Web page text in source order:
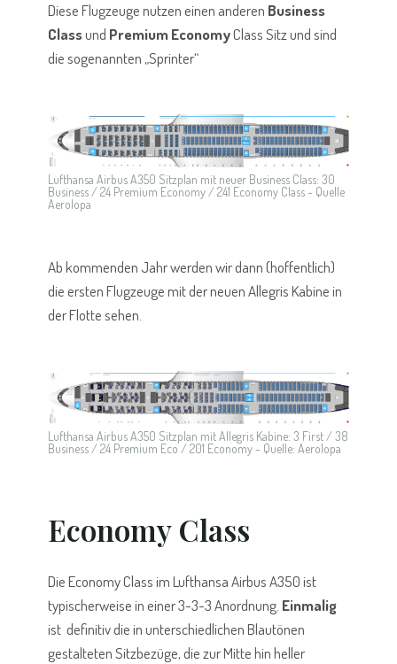
Diese Flugzeuge nutzen einen anderen Business
Classund Premium EconomyClass Sitz und sind
die sogenannten „Sprinter“
Lufthansa Airbus A350 Sitzplan mit neuer Business Class: 30
Business / 24 Premium Economy / 241 Economy Class - Quelle
Aerolopa
Ab kommenden Jahr werden wir dann (hoffentlich)
die ersten Flugzeuge mit der neuen Allegris Kabine in
der Flotte sehen.
Lufthansa Airbus A350 Sitzplan mit Allegris Kabine: 3 First / 38
Business / 24 Premium Eco / 201 Economy - Quelle: Aerolopa
Economy Class
Die Economy Class im Lufthansa Airbus A350 ist
typischerweise in einer 3-3-3 Anordnung. Einmalig
ist definitiv die in unterschiedlichen Blautönen
gestalteten Sitzbezüge, die zur Mitte hin heller